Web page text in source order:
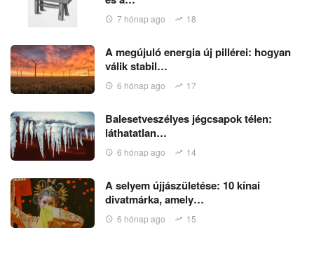
7 hónap ago 18
A megújuló energia új pillérei: hogyan
válik stabil…
6 hónap ago 17
Balesetveszélyes jégcsapok télen:
láthatatlan…
6 hónap ago 14
A selyem újjászületése: 10 kínai
divatmárka, amely…
6 hónap ago 15